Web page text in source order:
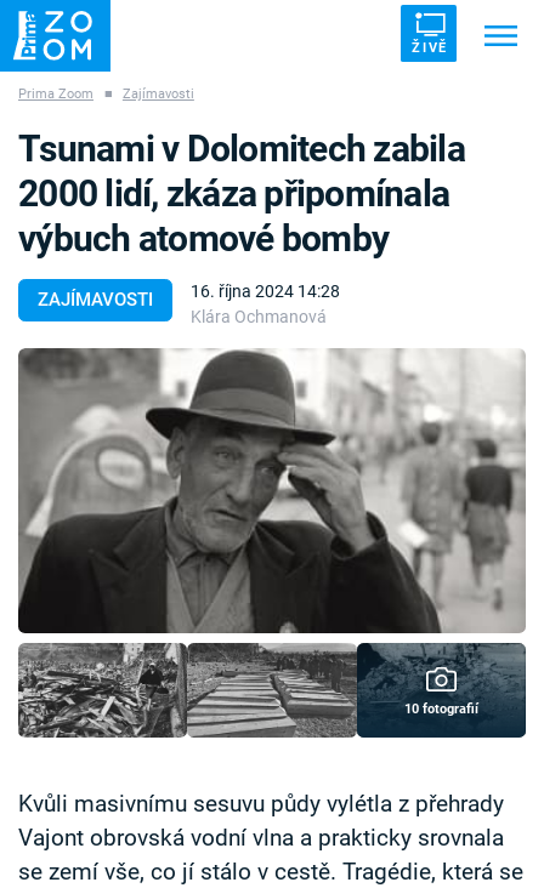
ŽIVĚ
ZÁHADY VETŘELCI DÁVNOVĚKU
Témata
Témata
Pořady
TV Program
Časopis
Sledujte prima+
Přihlášení
Sledujte nás
Prima Zoom ■ Zajímavosti
ZAJÍMAVOSTI
16. října 2024 14:28
Klára Ochmanová
Tsunami v Dolomitech zabila
2000 lidí, zkáza připomínala
výbuch atomové bomby
10 fotografií
Kvůli masivnímu sesuvu půdy vylétla z přehrady
Vajont obrovská vodní vlna a prakticky srovnala
se zemí vše, co jí stálo v cestě. Tragédie, která se